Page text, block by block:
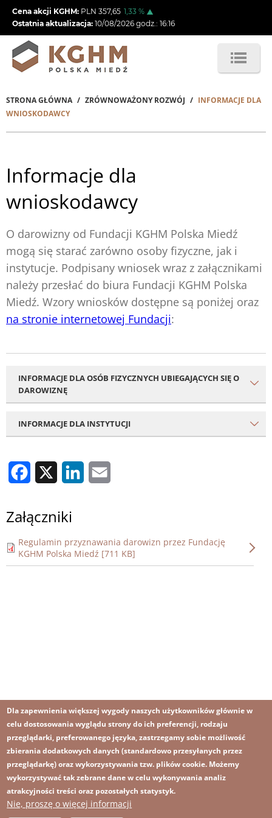
Przejdź
treści
Cena akcji KGHM: PLN 357,65 1,33 %
Ostatnia aktualizacja: 10/08/2026 godz.: 16:16
Ścieżka
nawigacyjna
STRONA GŁÓWNA ZRÓWNOWAŻONY ROZWÓJ
INFORMACJE DLA
WNIOSKODAWCY
Informacje dla
wnioskodawcy
O darowizny od Fundacji KGHM Polska Miedź
mogą się starać zarówno osoby fizyczne, jak i
instytucje. Podpisany wniosek wraz z załącznikami
należy przesłać do biura Fundacji KGHM Polska
Miedź. Wzory wniosków dostępne są poniżej oraz
na stronie internetowej Fundacji:
INFORMACJE DLA OSÓB FIZYCZNYCH UBIEGAJĄCYCH SIĘ O
DAROWIZNĘ
INFORMACJE DLA INSTYTUCJI
Facebook LinkedIn
Załączniki
Regulamin przyznawania darowizn przez Fundację
KGHM Polska Miedź [711 KB]
Dla zapewnienia większej wygody naszych użytkowników głównie w
celu dostosowania wyglądu strony do ich preferencji, rodzaju
przeglądarki, preferowanego języka, zastrzegamy sobie możliwość
zbierania dodatkowych danych (standardowo przesyłanych przez
przeglądarkę) oraz wykorzystywania tzw. plików cookie. Możemy
wykorzystywać tak zebrane dane w celu wykonywania analiz
atrakcyjności treści oraz pozostałych statystyk.
Nie, proszę o więcej informacji